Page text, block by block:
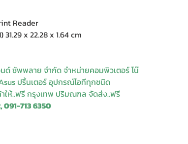
Reader
x 22.28 x 1.64 cm
ด์ ซัพพลาย จำกัด จำหน่ายคอมพิวเตอร์ โน๊
ปริ้นเตอร์ อุปกรณ์ไอทีทุกชนิด
ให้..ฟรี กรุงเทพ ปริมณฑล จัดส่ง..ฟรี
091-713 6350